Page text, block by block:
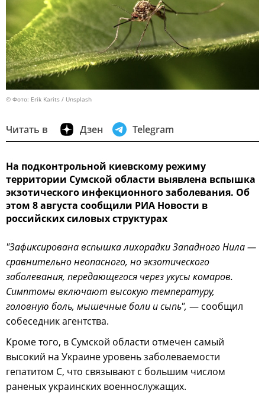
© Фото: Erik Karits / Unsplash
Читать в Дзен Telegram
На подконтрольной киевскому режиму
территории Сумской области выявлена вспышка
экзотического инфекционного заболевания. Об
этом 8 августа сообщили РИА Новости в
российских силовых структурах
"Зафиксирована вспышка лихорадки Западного Нила —
сравнительно неопасного, но экзотического
заболевания, передающегося через укусы комаров.
Симптомы включают высокую температуру,
головную боль, мышечные боли и сыпь", — сообщил
собеседник агентства.
Кроме того, в Сумской области отмечен самый
высокий на Украине уровень заболеваемости
гепатитом С, что связывают с большим числом
раненых украинских военнослужащих.